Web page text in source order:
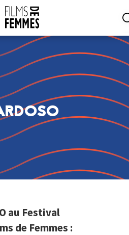
au Festival
de Femmes :